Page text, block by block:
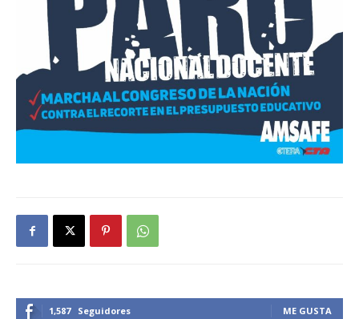
1,587 Seguidores ME GUSTA